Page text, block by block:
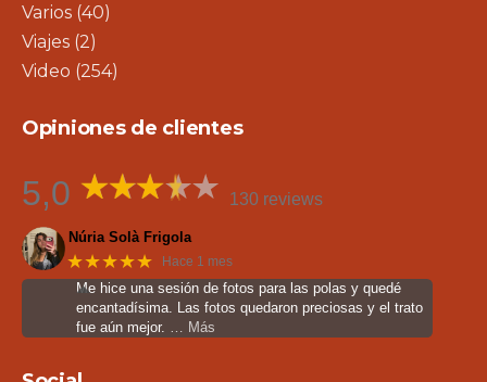
Varios (40)
Viajes (2)
Video (254)
Opiniones de clientes
5,0 130 reviews
Núria Solà Frigola
★★★★★ Hace 1 mes
Me hice una sesión de fotos para las polas y quedé
encantadísima. Las fotos quedaron preciosas y el trato
fue aún mejor.
… Más